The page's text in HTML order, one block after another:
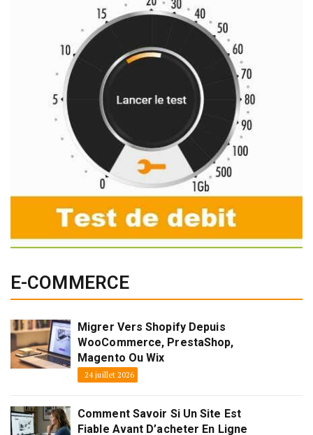
E-COMMERCE
Migrer Vers Shopify Depuis
WooCommerce, PrestaShop,
Magento Ou Wix
24 juillet 2026
Comment Savoir Si Un Site Est
Fiable Avant D’acheter En Ligne